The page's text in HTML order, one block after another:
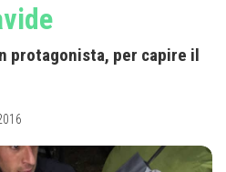
protagonista, per capire il